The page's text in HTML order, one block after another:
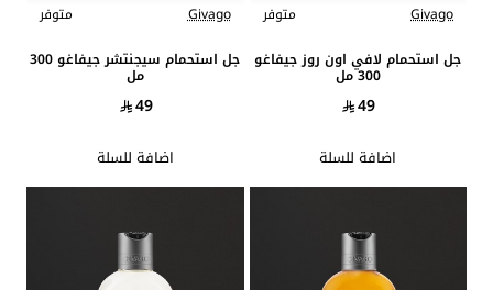
جديد Givago
متوفر
جل استحمام لافي اون روز جيفاغو
300 مل
49
اضافة للسلة
جديد Givago
متوفر
جل استحمام سيجنتشر جيفاغو 300
مل
49
اضافة للسلة